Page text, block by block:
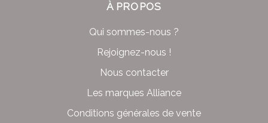
À PROPOS
Qui sommes-nous ?
Rejoignez-nous !
Nous contacter
Les marques Alliance
Conditions générales de vente